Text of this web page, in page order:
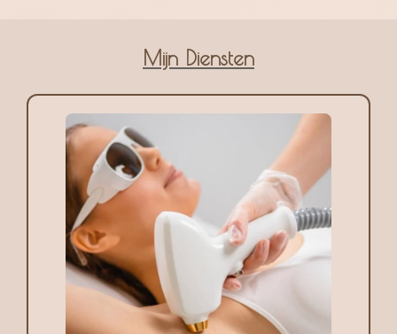
Mijn Diensten